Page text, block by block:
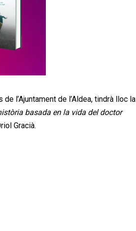
l’Ajuntament de l’Aldea, tindrà lloc la
basada en la vida del doctor
Gracià.